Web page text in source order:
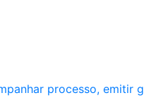
processo, emitir